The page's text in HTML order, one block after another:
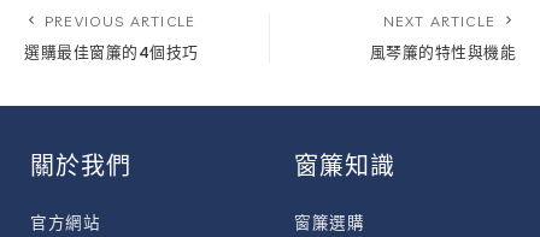
PREVIOUS ARTICLE
選購最佳窗簾的4個技巧
NEXT ARTICLE
風琴簾的特性與機能
關於我們
官方網站
窗簾知識
窗簾選購